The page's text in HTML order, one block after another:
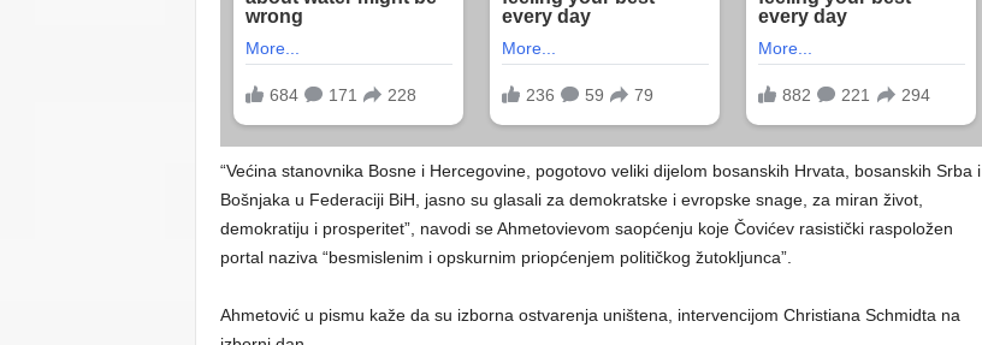
“Većina stanovnika Bosne i Hercegovine, pogotovo veliki dijelom bosanskih Hrvata, bosanskih Srba i
Bošnjaka u Federaciji BiH, jasno su glasali za demokratske i evropske snage, za miran život,
demokratiju i prosperitet”, navodi se Ahmetovievom saopćenju koje Čovićev rasistički raspoložen
portal naziva “besmislenim i opskurnim priopćenjem političkog žutokljunca”.
Ahmetović u pismu kaže da su izborna ostvarenja uništena, intervencijom Christiana Schmidta na